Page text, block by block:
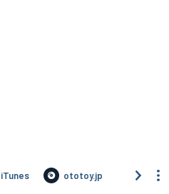
iTunes ototoy.jp